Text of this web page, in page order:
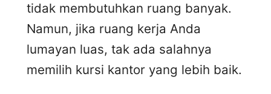
tidak membutuhkan ruang banyak.
Namun, jika ruang kerja Anda
lumayan luas, tak ada salahnya
memilih kursi kantor yang lebih baik.